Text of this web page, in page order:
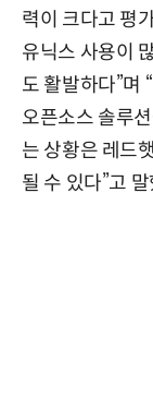
력이 크다고 평
유닉스 사용이
도 활발하다”며
오픈소스 솔루
는 상황은 레드
될 수 있다”고